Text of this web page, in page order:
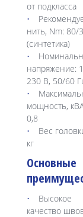
от подкласса
нить, Nm: 80/
(синтетика)
напряжение:
230 В, 50/60
мощность,
0,8
Вес
кг
Основные
Высокое
качество